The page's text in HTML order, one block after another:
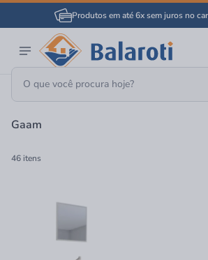
Produtos em até 6x sem juros no
Página Inicial Gaam
Gaam
46 itens